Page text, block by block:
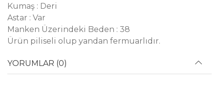
Kumaş : Deri
Astar : Var
Manken Üzerindeki Beden : 38
Ürün piliseli olup yandan fermuarlıdır.
YORUMLAR (0)